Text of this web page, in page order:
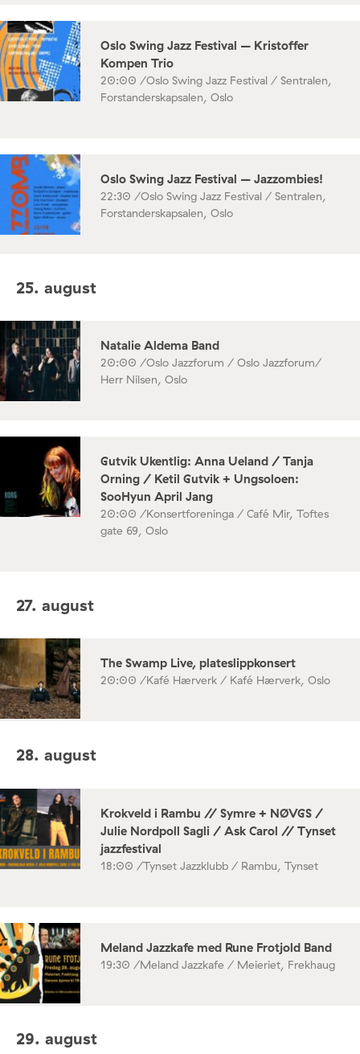
Oslo Swing Jazz Festival – Kristoffer
Kompen Trio
20:00 /Oslo Swing Jazz Festival / Sentralen,
Forstanderskapsalen, Oslo
Oslo Swing Jazz Festival – Jazzombies!
22:30 /Oslo Swing Jazz Festival / Sentralen,
Forstanderskapsalen, Oslo
25. august
Natalie Aldema Band
20:00 /Oslo Jazzforum / Oslo Jazzforum/
Herr Nilsen, Oslo
Gutvik Ukentlig: Anna Ueland / Tanja
Orning / Ketil Gutvik + Ungsoloen:
SooHyun April Jang
20:00 /Konsertforeninga / Café Mir, Toftes
gate 69, Oslo
27. august
The Swamp Live, plateslippkonsert
20:00 /Kafé Hærverk / Kafé Hærverk, Oslo
28. august
Krokveld i Rambu // Symre + NØVGS /
Julie Nordpoll Sagli / Ask Carol // Tynset
jazzfestival
18:00 /Tynset Jazzklubb / Rambu, Tynset
Meland Jazzkafe med Rune Frotjold Band
19:30 /Meland Jazzkafe / Meieriet, Frekhaug
29. august